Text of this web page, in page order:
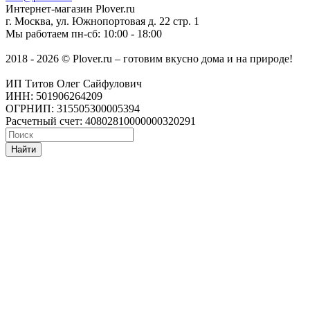
Интернет-магазин Plover.ru
г. Москва, ул. Южнопортовая д. 22 стр. 1
Мы работаем пн-сб: 10:00 - 18:00
2018 - 2026 © Plover.ru – готовим вкусно дома и на природе!
ИП Титов Олег Сайфулович
ИНН: 501906264209
ОГРНИП: 315505300005394
Расчетный счет: 40802810000000320291
Найти